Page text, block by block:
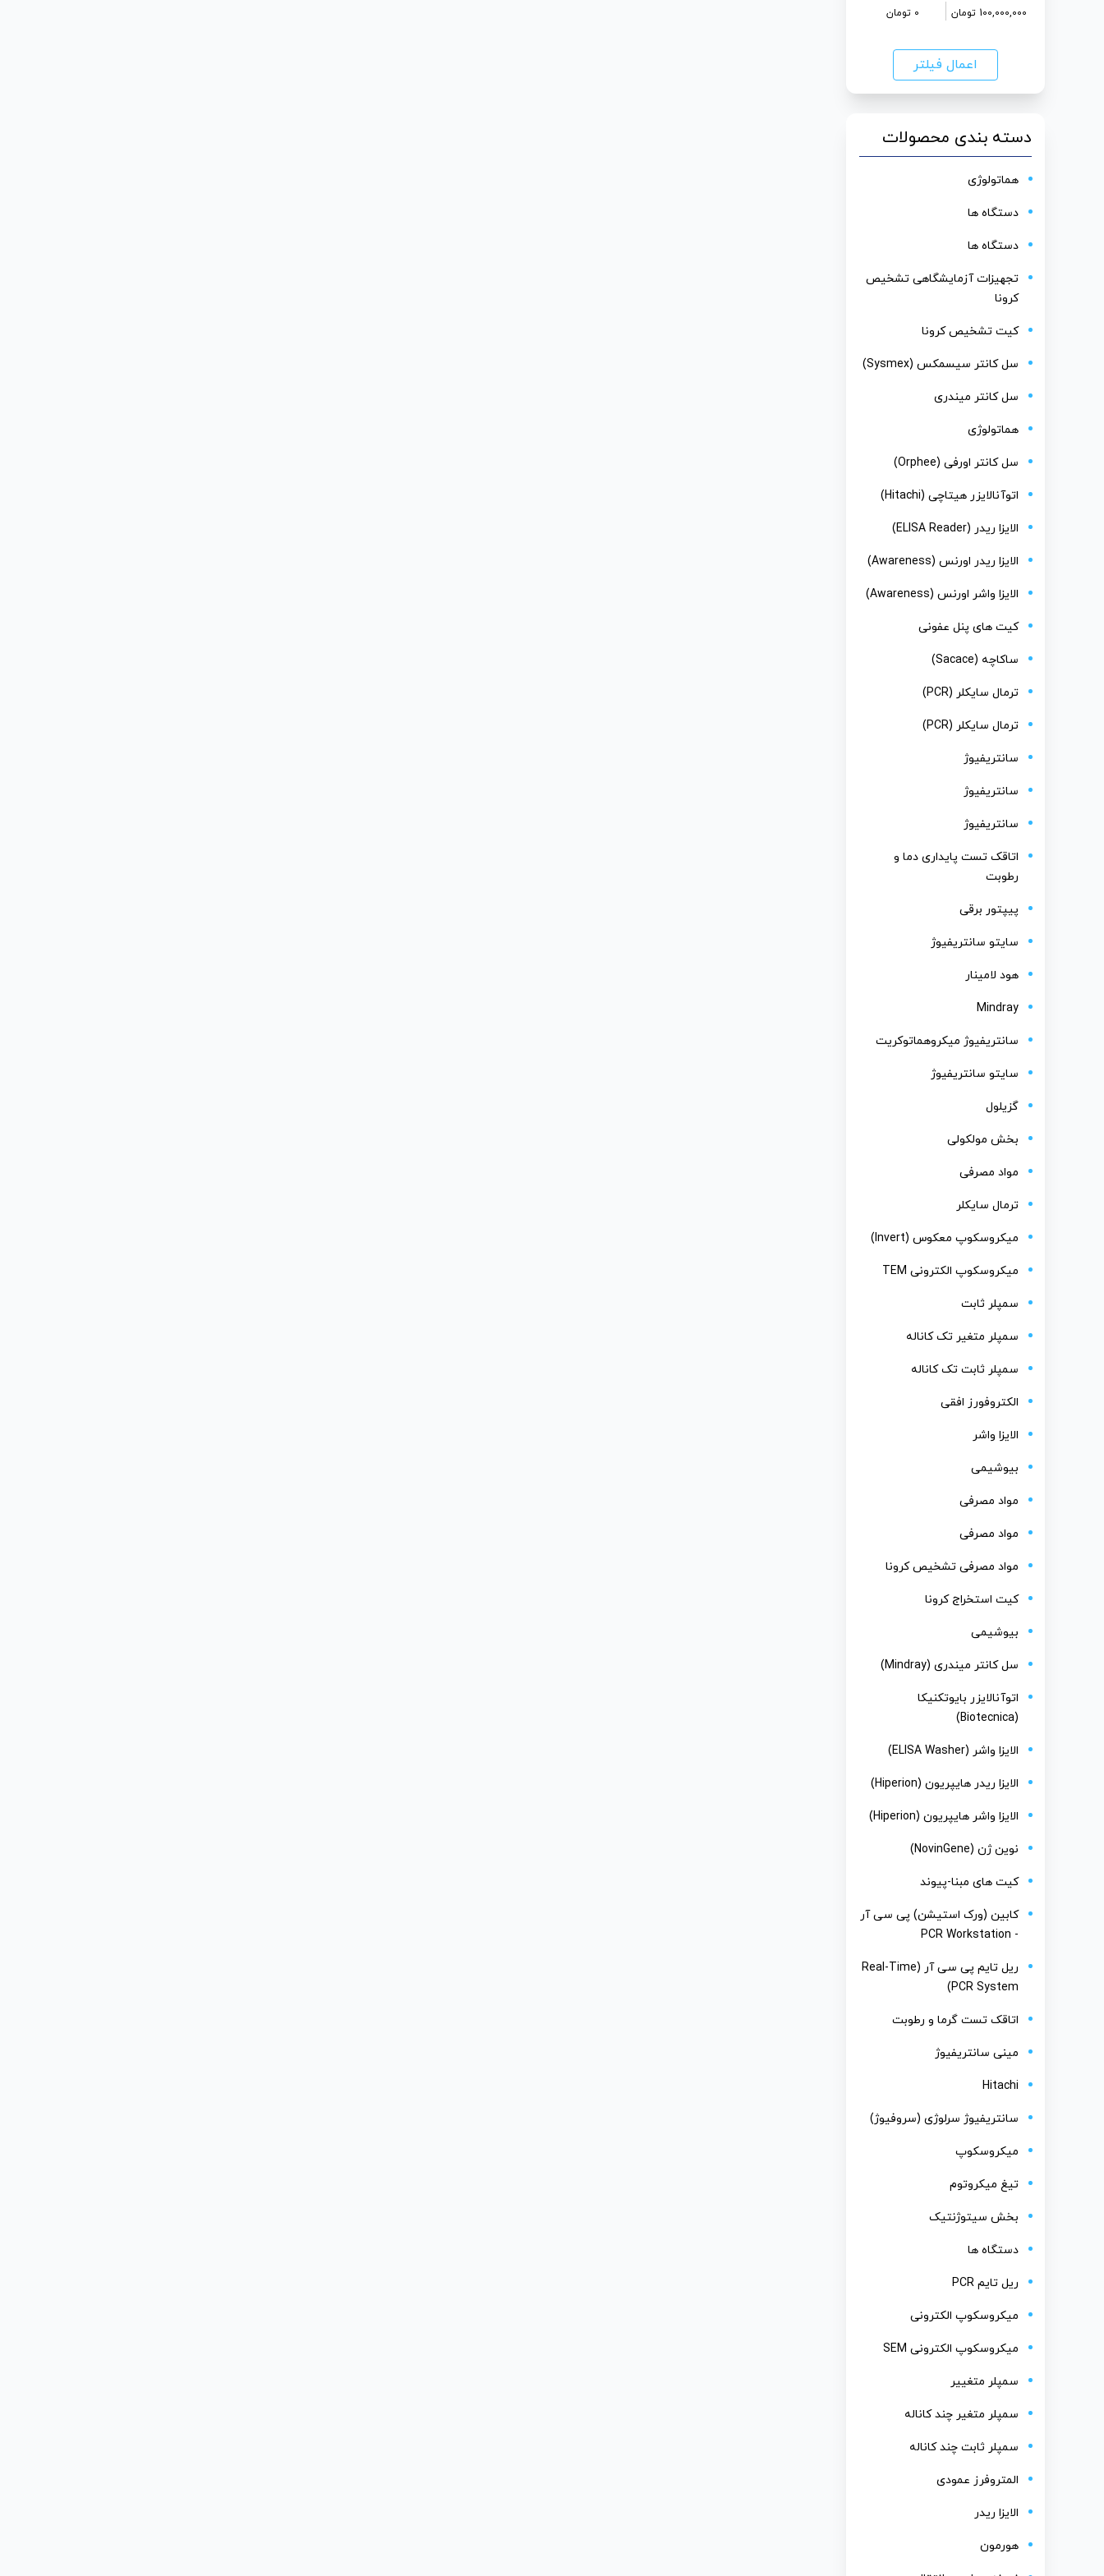
100,000,000 تومان 0 تومان
اعمال فیلتر
دسته بندی محصولات
هماتولوژی
دستگاه ها
دستگاه ها
تجهیزات آزمایشگاهی تشخیص
کرونا
کیت تشخیص کرونا
سل کانتر سیسمکس (Sysmex)
سل کانتر میندری
هماتولوژی
سل کانتر اورفی (Orphee)
اتوآنالایزر هیتاچی (Hitachi)
الایزا ریدر (ELISA Reader)
الایزا ریدر اورنس (Awareness)
الایزا واشر اورنس (Awareness)
کیت های پنل عفونی
ساکاچه (Sacace)
ترمال سایکلر (PCR)
ترمال سایکلر (PCR)
سانتریفیوژ
سانتریفیوژ
سانتریفیوژ
اتاقک تست پایداری دما و
رطوبت
پیپتور برقی
سایتو سانتریفیوژ
هود لامینار
Mindray
سانتریفیوژ میکروهماتوکریت
سایتو سانتریفیوژ
گزیلول
بخش مولکولی
مواد مصرفی
ترمال سایکلر
میکروسکوپ معکوس (Invert)
میکروسکوپ الکترونی TEM
سمپلر ثابت
سمپلر متغیر تک کاناله
سمپلر ثابت تک کاناله
الکتروفورز افقی
الایزا واشر
بیوشیمی
مواد مصرفی
مواد مصرفی
مواد مصرفی تشخیص کرونا
کیت استخراج کرونا
بیوشیمی
سل کانتر میندری (Mindray)
اتوآنالایزر بایوتکنیکا
(Biotecnica)
الایزا واشر (ELISA Washer)
الایزا ریدر هایپریون (Hiperion)
الایزا واشر هایپریون (Hiperion)
نوین ژن (NovinGene)
کیت های مبنا-پیوند
کابین (ورک استیشن) پی سی آر
- PCR Workstation
ریل تایم پی سی آر (Real-Time
PCR System)
اتاقک تست گرما و رطوبت
مینی سانتریفیوژ
Hitachi
سانتریفیوژ سرلوژی (سروفیوژ)
میکروسکوپ
تیغ میکروتوم
بخش سیتوژنتیک
دستگاه ها
ریل تایم PCR
میکروسکوپ الکترونی
میکروسکوپ الکترونی SEM
سمپلر متغییر
سمپلر متغیر چند کاناله
سمپلر ثابت چند کاناله
المتروفرز عمودی
الایزا ریدر
هورمون